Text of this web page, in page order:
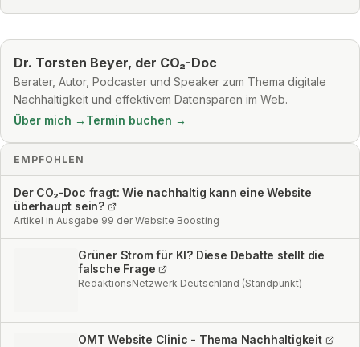
Dr. Torsten Beyer, der CO₂-Doc
Berater, Autor, Podcaster und Speaker zum Thema digitale
Nachhaltigkeit und effektivem Datensparen im Web.
Über mich → Termin buchen →
EMPFOHLEN
Der CO₂-Doc fragt: Wie nachhaltig kann eine Website
überhaupt sein?
Artikel in Ausgabe 99 der Website Boosting
Grüner Strom für KI? Diese Debatte stellt die
falsche Frage
RedaktionsNetzwerk Deutschland (Standpunkt)
OMT Website Clinic - Thema Nachhaltigkeit